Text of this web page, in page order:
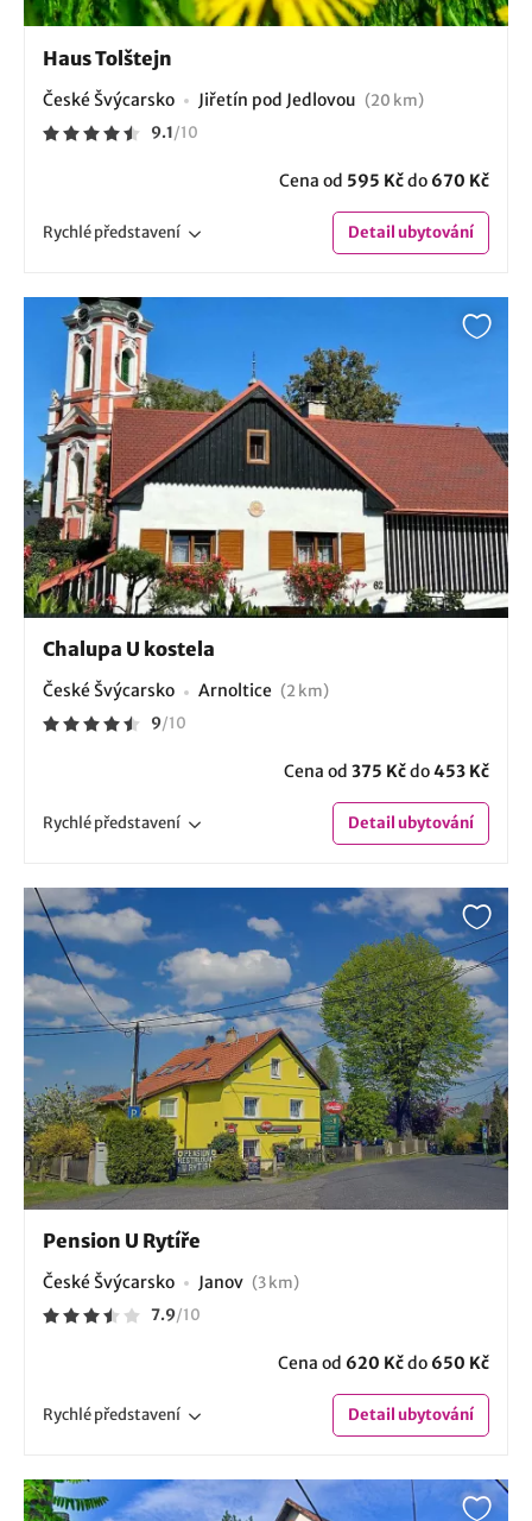
Haus Tolštejn
České Švýcarsko Jiřetín pod Jedlovou (20 km)
9.1/10
Cena od 595 Kčdo 670 Kč
Rychlépředstavení Detailubytování
Chalupa U kostela
České Švýcarsko Arnoltice (2 km)
9/10
Cena od 375 Kčdo453 Kč
Rychlépředstavení Detailubytování
Pension U Rytíře
České Švýcarsko Janov (3 km)
7.9/10
Cena od 620 Kčdo 650 Kč
Rychlépředstavení Detailubytování